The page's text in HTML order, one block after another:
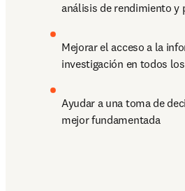
análisis de rendimiento y
Mejorar el acceso a la
investigación en todos
Ayudar a una toma de
mejor fundamentada